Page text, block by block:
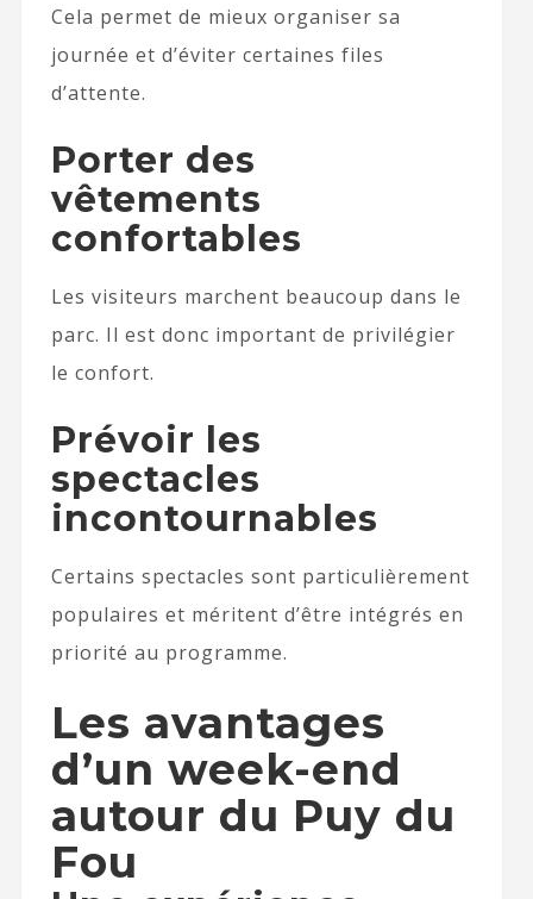
Cela permet de mieux organiser sa
journée et d’éviter certaines files
d’attente.
Porter des
vêtements
confortables
Les visiteurs marchent beaucoup dans le
parc. Il est donc important de privilégier
le confort.
Prévoir les
spectacles
incontournables
Certains spectacles sont particulièrement
populaires et méritent d’être intégrés en
priorité au programme.
Les avantages
d’un week-end
autour du Puy du
Fou